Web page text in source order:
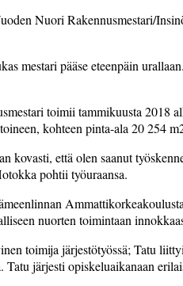
Nuori Rakennusmestari/
mestari pääse eteenpäin
toimii tammikuusta 2018
kohteen pinta-ala 20 254
kovasti, että olen saanut
pohtii työuraansa.
nuorten toimintaan
toimija järjestötyössä; Tatu
Tatu järjesti opiskeluaikanaan